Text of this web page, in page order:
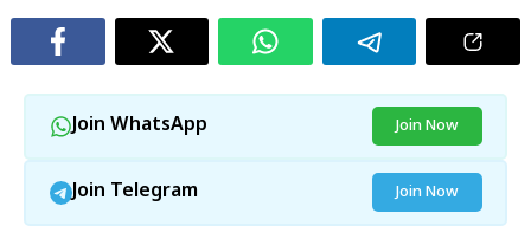
Join WhatsApp Join Now
Join Telegram Join Now